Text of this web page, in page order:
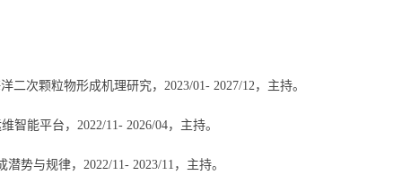
二次颗粒物形成机理研究， 2023/01- 2027/12，主持。
智能平台， 2022/11- 2026/04，主持。
潜势与规律， 2022/11- 2023/11 ，主持。